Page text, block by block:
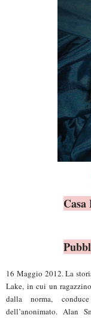
16 Maggio 2012. La
Lake, in cui un
dalla norma,
dell’anonimato. Alan